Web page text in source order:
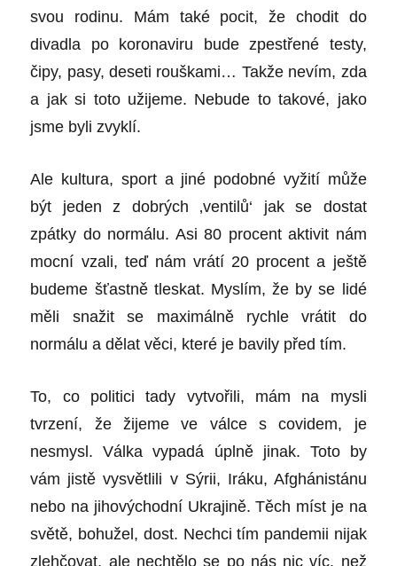
svou rodinu. Mám také pocit, že chodit do
divadla po koronaviru bude zpestřené testy,
čipy, pasy, deseti rouškami… Takže nevím, zda
a jak si toto užijeme. Nebude to takové, jako
jsme byli zvyklí.
Ale kultura, sport a jiné podobné vyžití může
být jeden z dobrých ‚ventilů‘ jak se dostat
zpátky do normálu. Asi 80 procent aktivit nám
mocní vzali, teď nám vrátí 20 procent a ještě
budeme šťastně tleskat. Myslím, že by se lidé
měli snažit se maximálně rychle vrátit do
normálu a dělat věci, které je bavily před tím.
To, co politici tady vytvořili, mám na mysli
tvrzení, že žijeme ve válce s covidem, je
nesmysl. Válka vypadá úplně jinak. Toto by
vám jistě vysvětlili v Sýrii, Iráku, Afghánistánu
nebo na jihovýchodní Ukrajině. Těch míst je na
světě, bohužel, dost. Nechci tím pandemii nijak
zlehčovat, ale nechtělo se po nás nic víc, než